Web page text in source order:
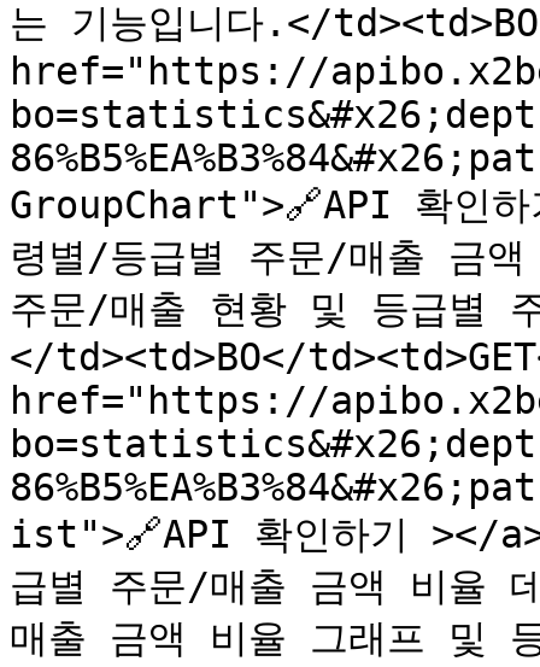
는 기능입니다.</
href="https://
GroupChart">🔗API 확인
령별/등급별 주문/매출 금
주문/매출 현황 및 등급별
</td><td>BO</
href="https://
ist">🔗API 확인하기 ></
급별 주문/매출 금액 비율
매출 금액 비율 그래프 및